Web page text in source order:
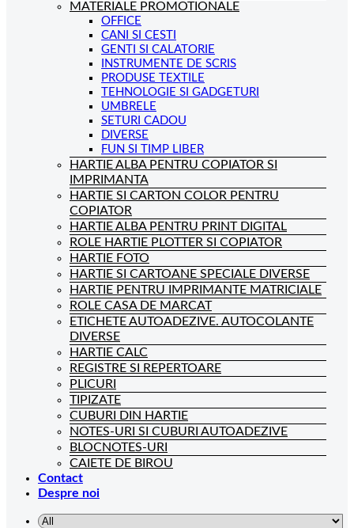
MATERIALE PROMOTIONALE
OFFICE
CANI SI CESTI
GENTI SI CALATORIE
INSTRUMENTE DE SCRIS
PRODUSE TEXTILE
TEHNOLOGIE SI GADGETURI
UMBRELE
SETURI CADOU
DIVERSE
FUN SI TIMP LIBER
HARTIE ALBA PENTRU COPIATOR SI
IMPRIMANTA
HARTIE SI CARTON COLOR PENTRU
COPIATOR
HARTIE ALBA PENTRU PRINT DIGITAL
ROLE HARTIE PLOTTER SI COPIATOR
HARTIE FOTO
HARTIE SI CARTOANE SPECIALE DIVERSE
HARTIE PENTRU IMPRIMANTE MATRICIALE
ROLE CASA DE MARCAT
ETICHETE AUTOADEZIVE. AUTOCOLANTE
DIVERSE
HARTIE CALC
REGISTRE SI REPERTOARE
PLICURI
TIPIZATE
CUBURI DIN HARTIE
NOTES-URI SI CUBURI AUTOADEZIVE
BLOCNOTES-URI
CAIETE DE BIROU
Contact
Despre noi